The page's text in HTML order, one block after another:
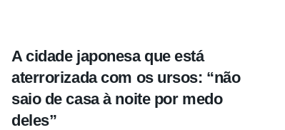
A cidade japonesa que está
aterrorizada com os ursos: “não
saio de casa à noite por medo
deles”